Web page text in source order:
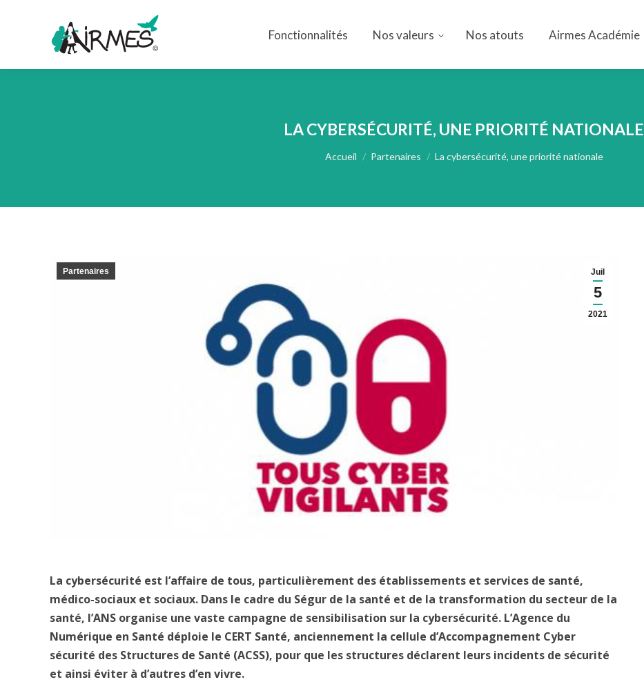
Fonctionnalités Nos valeurs Nos atouts Airmes Académie
LA CYBERSÉCURITÉ, UNE PRIORITÉ NATIONALE
Vous êtes ici :
Accueil Partenaires La cybersécurité, une priorité nationale
Juil
5
2021
Partenaires
La cybersécurité est l’affaire de tous, particulièrement des établissements et services de santé,
médico-sociaux et sociaux. Dans le cadre du Ségur de la santé et de la transformation du secteur de la
santé, l’ANS organise une vaste campagne de sensibilisation sur la cybersécurité. L’Agence du
Numérique en Santé déploie le CERT Santé, anciennement la cellule d’Accompagnement Cyber
sécurité des Structures de Santé (ACSS), pour que les structures déclarent leurs incidents de sécurité
et ainsi éviter à d’autres d’en vivre.